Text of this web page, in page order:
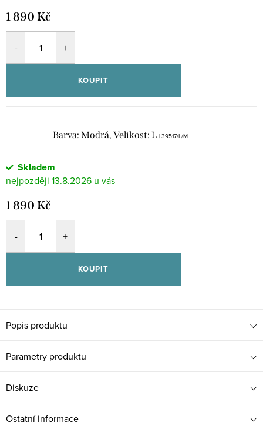
1 890 Kč
KOUPIT
Barva: Modrá, Velikost: L | 39517/L/M
Skladem
13.8.2026
1 890 Kč
KOUPIT
Popis produktu
Parametry produktu
Diskuze
Ostatní informace